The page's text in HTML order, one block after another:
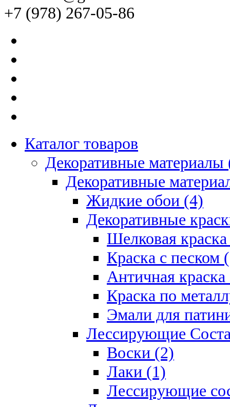
+7 (978) 267-05-86
Каталог товаров
Декоративные материалы
Декоративные
Жидкие обои (4)
Декоративные
Шелковая
Краска с песком
Античная
Краска по
Эмали для
Лессирующие
Воски (2)
Лаки (1)
Лессирующие